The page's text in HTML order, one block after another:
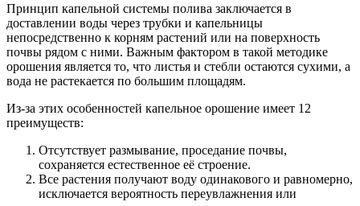
Принцип капельной системы полива заключается в
доставлении воды через трубки и капельницы
непосредственно к корням растений или на поверхность
почвы рядом с ними. Важным фактором в такой методике
орошения является то, что листья и стебли остаются сухими, а
вода не растекается по большим площадям.
Из-за этих особенностей капельное орошение имеет 12
преимуществ:
Отсутствует размывание, проседание почвы,
сохраняется естественное её строение.
Все растения получают воду одинакового и равномерно,
исключается вероятность переувлажнения или